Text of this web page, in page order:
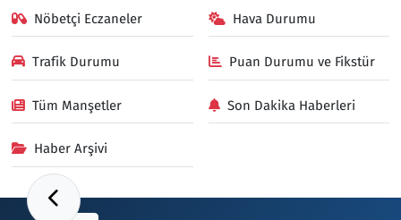
Nöbetçi Eczaneler Hava Durumu
Trafik Durumu Puan Durumu ve Fikstür
Tüm Manşetler Son Dakika Haberleri
Haber Arşivi